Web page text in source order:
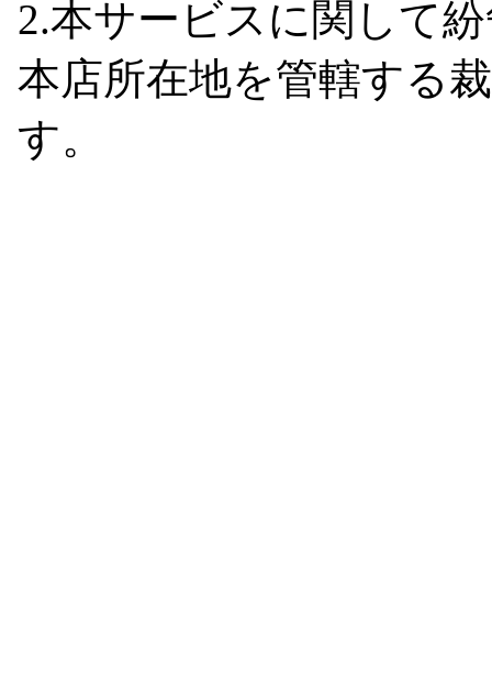
2.本サービスに関して
本店所在地を管轄する
す。